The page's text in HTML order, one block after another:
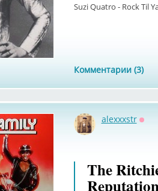
Suzi Quatro - Rock Til
Комментарии (3)
alexxxstr
The